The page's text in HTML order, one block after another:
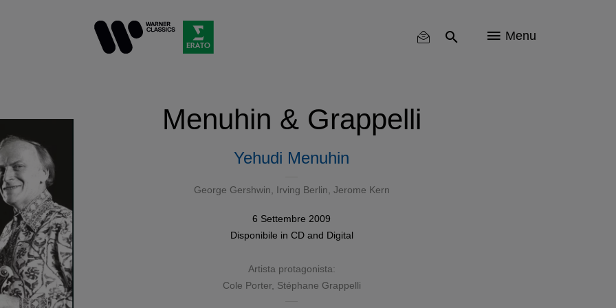
Menu
Menuhin & Grappelli
Yehudi Menuhin
George Gershwin Irving Berlin Jerome Kern
6 Settembre 2009
Disponibile in CDand Digital
Artista protagonista:
Cole Porter, Stéphane Grappelli